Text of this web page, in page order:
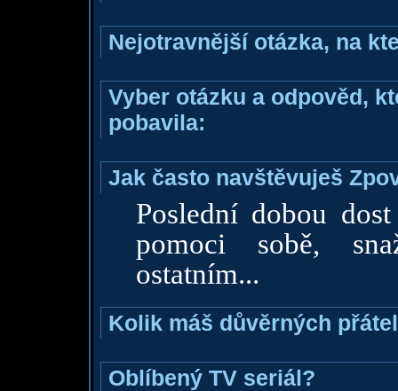
Nejotravnější otázka, na
Vyber otázku a odpověd,
pobavila:
Jak často navštěvuješ
Poslední dobou
pomoci sobě,
ostatním...
Kolik máš důvěrných
Oblíbený TV seriál?